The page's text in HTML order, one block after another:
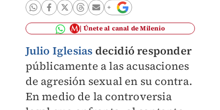
Únete al canal de Milenio
Julio Iglesias decidió responder
públicamente a las acusaciones
de agresión sexual en su contra.
En medio de la controversia